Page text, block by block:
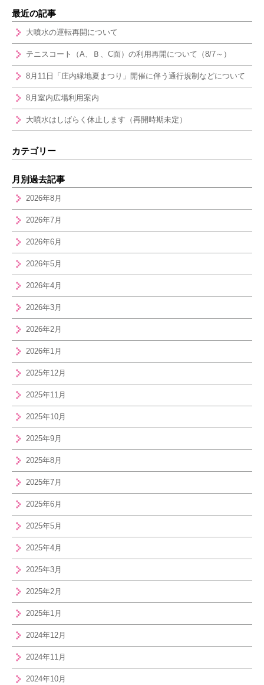
最近の記事
大噴水の運転再開について
テニスコート（A、Ｂ、C面）の利用再開について（8/7～）
8月11日「庄内緑地夏まつり」開催に伴う通行規制などについて
8月室内広場利用案内
大噴水はしばらく休止します（再開時期未定）
カテゴリー
月別過去記事
2026年8月
2026年7月
2026年6月
2026年5月
2026年4月
2026年3月
2026年2月
2026年1月
2025年12月
2025年11月
2025年10月
2025年9月
2025年8月
2025年7月
2025年6月
2025年5月
2025年4月
2025年3月
2025年2月
2025年1月
2024年12月
2024年11月
2024年10月